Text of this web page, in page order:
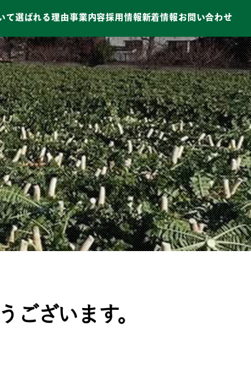
て選ばれる理由事業内容採用情報新着情報お問い合わせ
ございます。